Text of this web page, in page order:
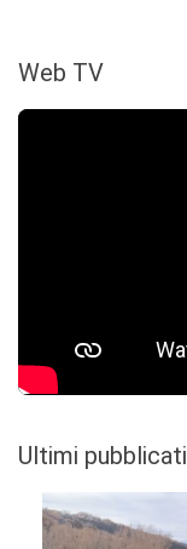
Web TV
Ultimi pubblicati